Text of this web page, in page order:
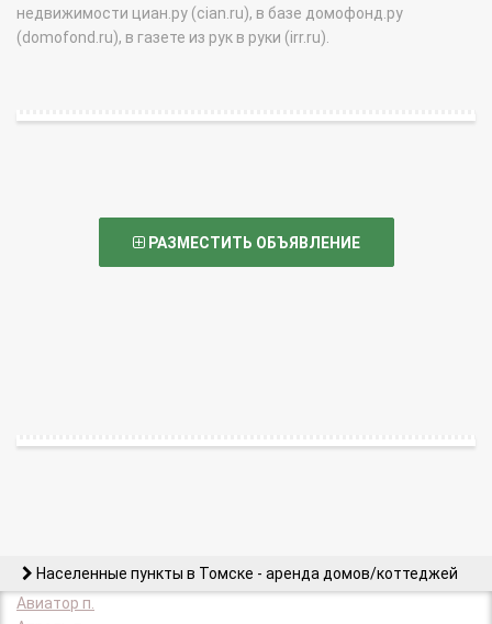
недвижимости циан.ру (cian.ru), в базе домофонд.ру
(domofond.ru), в газете из рук в руки (irr.ru).
РАЗМЕСТИТЬ ОБЪЯВЛЕНИЕ
Населенные пункты в Томске - аренда домов/коттеджей
Авиатор п.